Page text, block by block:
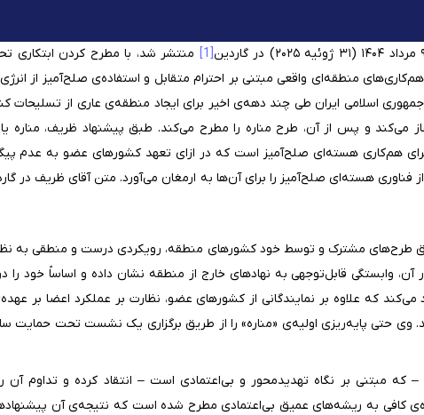
[1]
منتشر شد، با مطرح کردن ابتکاری
منطقه‌ای واقعی مبتنی بر احترام متقابل و استفاده‌ی صلح‌آمیز از
اسلامی ایران طی چند دهه‌ی اخیر برای ایجاد منطقه‌ی عاری از تسلیحات
می‌کند و پس از آن، طرح مناره را مطرح می‌کند. طبق پیشنهاد ظریف، مناره
هم‌کاری هسته‌ای صلح‌آمیز است که در ازای تعهد کشورهای عضو به عدم
فناوری هسته‌ای صلح‌آمیز را برای آن‌ها به ارمغان می‌آورد. متن آقای ظریف در
طرح‌های مشترک و توسط خود کشورهای منطقه، رویکردی درست و منطقی به
وابستگی قابل‌توجهی به نهادهای خارج از منطقه نشان داده و اساساً خود را
که علاوه بر نمایندگانی از کشورهای عضو، نظارت بر عملکرد اعضا بر
وی حتی پایه‌ریزی اولیه‌ی «مناره» را از طریق برگزاری یک نشست تحت حمایت
که مبتنی بر نگاه تهدیدمحور و بی‌اعتمادی است – انتقاد کرده و تداوم آن
کافی به ریشه‌های عمیق بی‌اعتمادی مطرح شده است که نتیجه‌ی آن